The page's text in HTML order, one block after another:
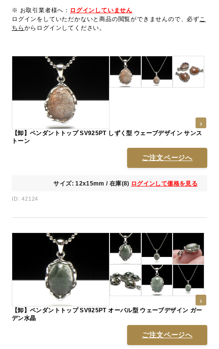
※ お取引業者様へ： ログインしていません
ログインをしていただかないと商品の閲覧ができませんので、必ずこ
ちら からログインしてください。
【卸】ペンダントトップ SV925PT しずく型 ウェーブデザイン サンス
トーン
ご注文ページへ
サイズ: 12x15mm / 在庫(8) ログインして価格を見る
ID: 42124
【卸】ペンダントトップ SV925PT オーバル型 ウェーブデザイン ガー
デン水晶
ご注文ページへ